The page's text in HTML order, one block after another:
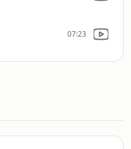
07:23